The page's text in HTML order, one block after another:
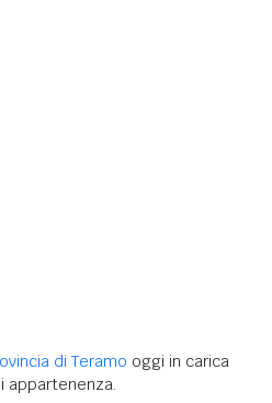
di Teramo oggi in carica
appartenenza.